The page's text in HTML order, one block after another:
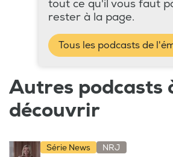
tout ce qu'il vous faut
rester à la page.
Tous les podcasts de
Autres podcasts
découvrir
Série News NRJ